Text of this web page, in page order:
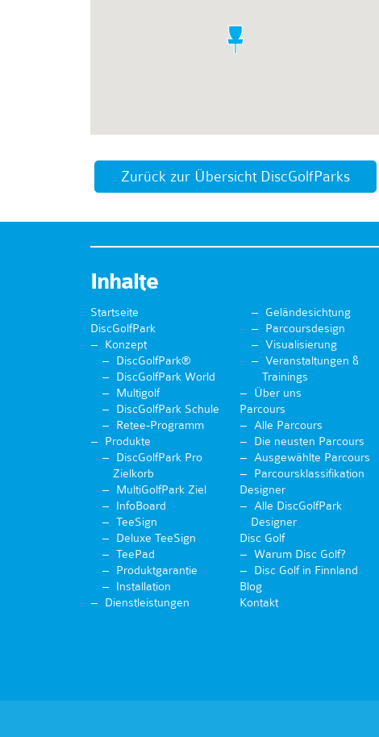
Zurück zur Übersicht DiscGolfParks
Inhalte
Startseite
DiscGolfPark
Konzept
DiscGolfPark®
DiscGolfPark World
Multigolf
DiscGolfPark Schule
Retee-Programm
Produkte
DiscGolfPark Pro
Zielkorb
MultiGolfPark Ziel
InfoBoard
TeeSign
Deluxe TeeSign
TeePad
Produktgarantie
Installation
Dienstleistungen
Geländesichtung
Parcoursdesign
Visualisierung
Veranstaltungen &
Trainings
Über uns
Parcours
Alle Parcours
Die neusten Parcours
Ausgewählte Parcours
Parcoursklassifikation
Designer
Alle DiscGolfPark
Designer
Disc Golf
Warum Disc Golf?
Disc Golf in Finnland
Blog
Kontakt